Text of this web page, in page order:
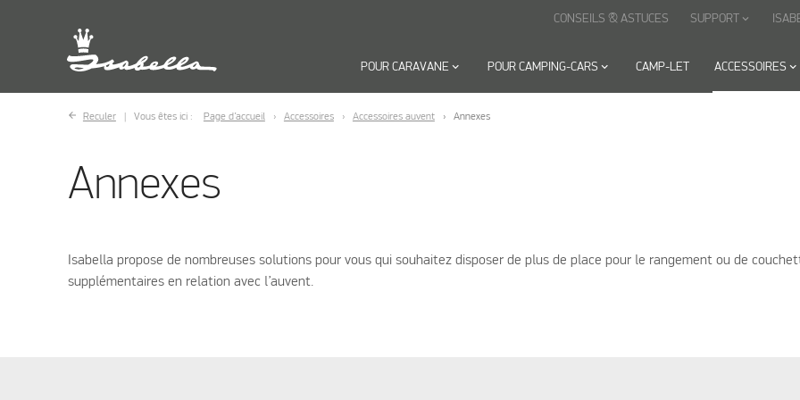
POUR CARAVANE keyboard_arrow_down POUR CAMPING-CARSkeyboard_arrow_down CAMP-LET ACCESSOIRES keyboard_arrow_down
CONSEILS & ASTUCES SUPPORT keyboard_arrow_down
Reculer Vous êtes ici : Page d’accueil Accessoires Accessoires auvent Annexes
Annexes
Isabella propose de nombreuses solutions pour vous qui souhaitez disposer de plus de place pour le rangement ou de
supplémentaires en relation avec l’auvent.